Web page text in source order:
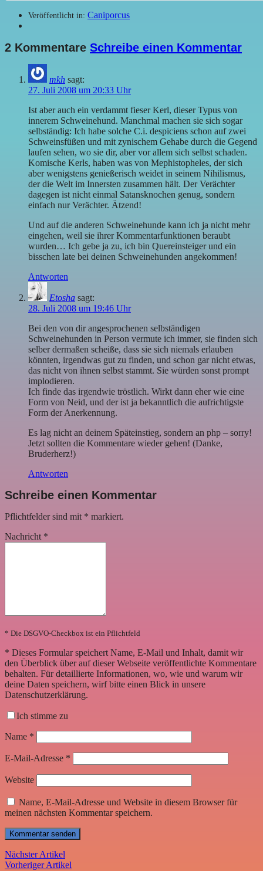
Veröffentlicht in: Caniporcus
2 Kommentare Schreibe einen Kommentar
mkh sagt:
27. Juli 2008 um 20:33 Uhr
Ist aber auch ein verdammt fieser Kerl, dieser Typus von
innerem Schweinehund. Manchmal machen sie sich sogar
selbständig: Ich habe solche C.i. despiciens schon auf zwei
Schweinsfüßen und mit zynischem Gehabe durch die Gegend
laufen sehen, wo sie dir, aber vor allem sich selbst schaden.
Komische Kerls, haben was von Mephistopheles, der sich
aber wenigstens genießerisch weidet in seinem Nihilismus,
der die Welt im Innersten zusammen hält. Der Verächter
dagegen ist nicht einmal Satansknochen genug, sondern
einfach nur Verächter. Ätzend!
Und auf die anderen Schweinehunde kann ich ja nicht mehr
eingehen, weil sie ihrer Kommentarfunktionen beraubt
wurden… Ich gebe ja zu, ich bin Quereinsteiger und ein
bisschen late bei deinen Schweinehunden angekommen!
Antworten
Etosha sagt:
28. Juli 2008 um 19:46 Uhr
Bei den von dir angesprochenen selbständigen
Schweinehunden in Person vermute ich immer, sie finden sich
selber dermaßen scheiße, dass sie sich niemals erlauben
könnten, irgendwas gut zu finden, und schon gar nicht etwas,
das nicht von ihnen selbst stammt. Sie würden sonst prompt
implodieren.
Ich finde das irgendwie tröstlich. Wirkt dann eher wie eine
Form von Neid, und der ist ja bekanntlich die aufrichtigste
Form der Anerkennung.
Es lag nicht an deinem Späteinstieg, sondern an php – sorry!
Jetzt sollten die Kommentare wieder gehen! (Danke,
Bruderherz!)
Antworten
Schreibe einen Kommentar
Pflichtfelder sind mit * markiert.
Nachricht *
* Die DSGVO-Checkbox ist ein Pflichtfeld
* Dieses Formular speichert Name, E-Mail und Inhalt, damit wir
den Überblick über auf dieser Webseite veröffentlichte Kommentare
behalten. Für detaillierte Informationen, wo, wie und warum wir
deine Daten speichern, wirf bitte einen Blick in unsere
Datenschutzerklärung.
Ich stimme zu
Name *
E-Mail-Adresse *
Website
Name, E-Mail-Adresse und Website in diesem Browser für
meinen nächsten Kommentar speichern.
Nächster Artikel
Vorheriger Artikel